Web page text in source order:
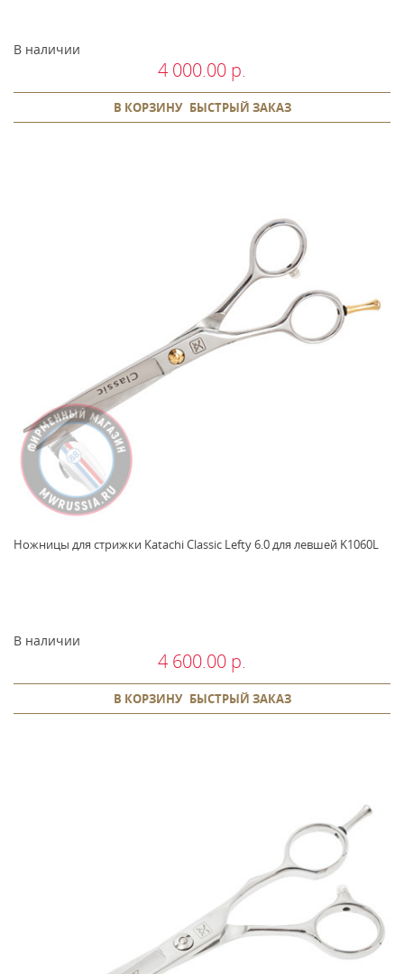
В наличии
4 000.00 р.
В КОРЗИНУ БЫСТРЫЙ ЗАКАЗ
Ножницы для стрижки Katachi Classic Lefty 6.0 для левшей K1060L
В наличии
4 600.00 р.
В КОРЗИНУ БЫСТРЫЙ ЗАКАЗ